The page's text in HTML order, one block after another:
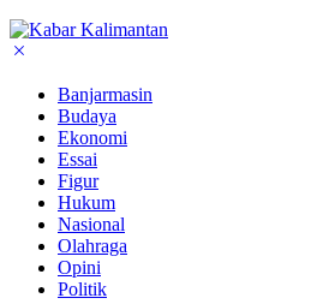
Banjarmasin
Budaya
Ekonomi
Essai
Figur
Hukum
Nasional
Olahraga
Opini
Politik